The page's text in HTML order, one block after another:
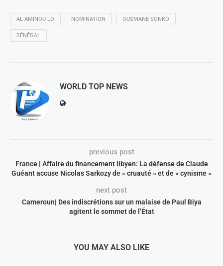
AL AMINOU LO NOMINATION OUSMANE SONKO
SÉNÉGAL
WORLD TOP NEWS
previous post
France | Affaire du financement libyen: La défense de Claude
Guéant accuse Nicolas Sarkozy de « cruauté » et de « cynisme »
next post
Cameroun| Des indiscrétions sur un malaise de Paul Biya
agitent le sommet de l’État
YOU MAY ALSO LIKE